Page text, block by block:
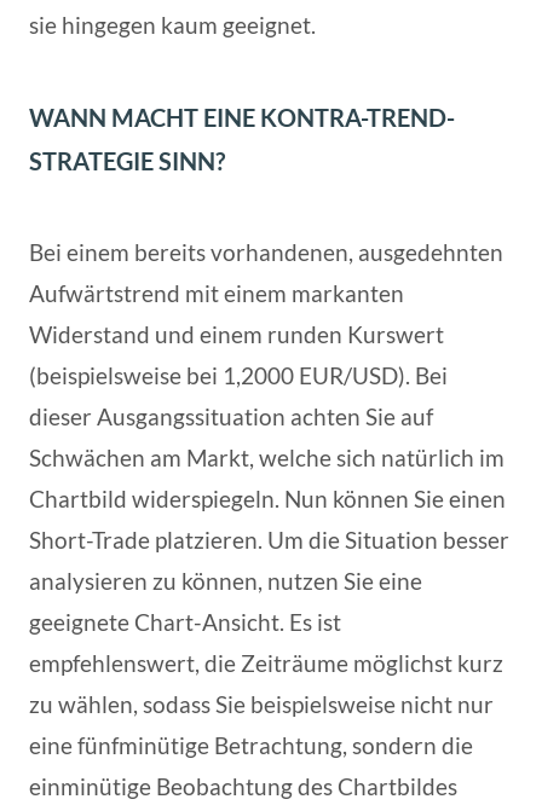
sie hingegen kaum geeignet.
WANN MACHT EINE KONTRA-TREND-
STRATEGIE SINN?
Bei einem bereits vorhandenen, ausgedehnten
Aufwärtstrend mit einem markanten
Widerstand und einem runden Kurswert
(beispielsweise bei 1,2000 EUR/USD). Bei
dieser Ausgangssituation achten Sie auf
Schwächen am Markt, welche sich natürlich im
Chartbild widerspiegeln. Nun können Sie einen
Short-Trade platzieren. Um die Situation besser
analysieren zu können, nutzen Sie eine
geeignete Chart-Ansicht. Es ist
empfehlenswert, die Zeiträume möglichst kurz
zu wählen, sodass Sie beispielsweise nicht nur
eine fünfminütige Betrachtung, sondern die
einminütige Beobachtung des Chartbildes